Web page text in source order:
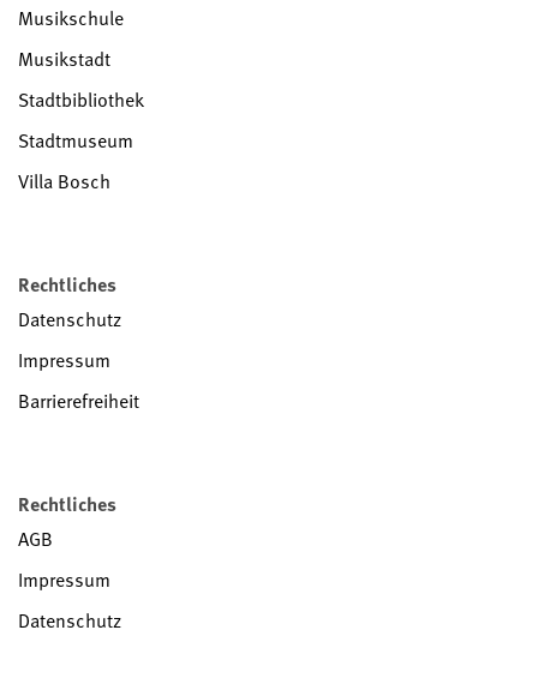
Musikschule
Musikstadt
Stadtbibliothek
Stadtmuseum
Villa Bosch
Rechtliches
Datenschutz
Impressum
Barrierefreiheit
Rechtliches
AGB
Impressum
Datenschutz